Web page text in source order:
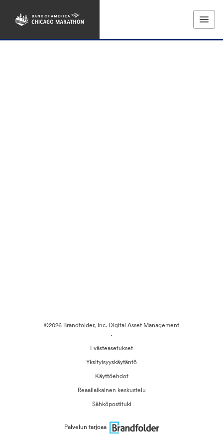
©2026 Brandfolder, Inc. Digital Asset Management
·
Evästeasetukset
Yksityisyyskäytäntö
Käyttöehdot
Reaaliaikainen keskustelu
Sähköpostituki
Palvelun tarjoaa